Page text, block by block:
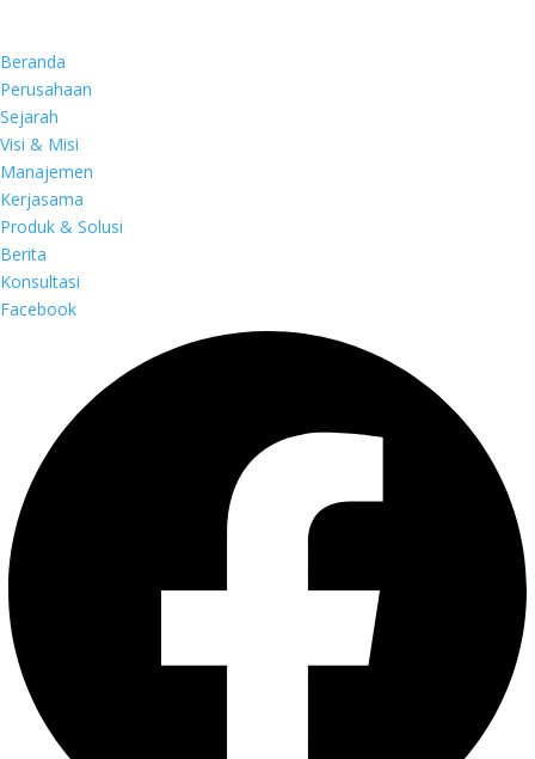
Beranda
Perusahaan
Sejarah
Visi & Misi
Manajemen
Kerjasama
Produk & Solusi
Berita
Konsultasi
Facebook